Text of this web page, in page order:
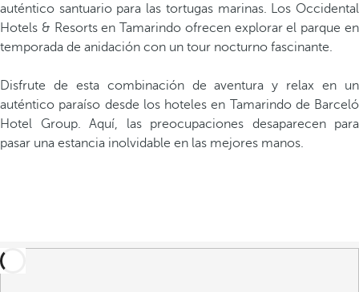
auténtico santuario para las tortugas marinas. Los Occidental
Hotels & Resorts en Tamarindo ofrecen explorar el parque en
temporada de anidación con un tour nocturno fascinante.
Disfrute de esta combinación de aventura y relax en un
auténtico paraíso desde los hoteles en Tamarindo de Barceló
Hotel Group. Aquí, las preocupaciones desaparecen para
pasar una estancia inolvidable en las mejores manos.